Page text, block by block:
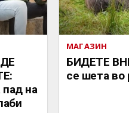
на
МАГАЗИН
БИДЕТЕ
се шета во